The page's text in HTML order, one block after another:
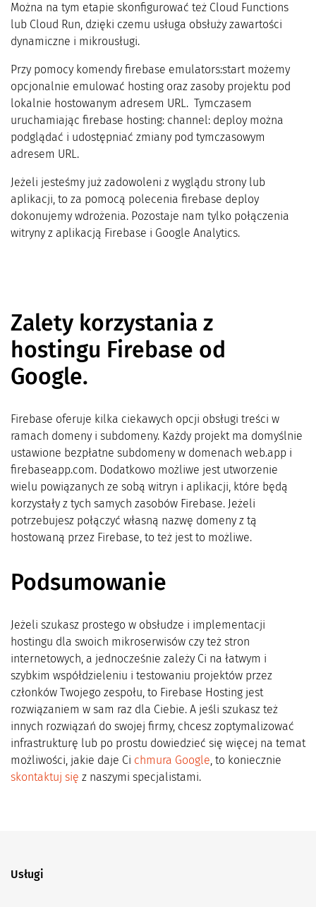
Można na tym etapie skonfigurować też Cloud Functions
lub Cloud Run, dzięki czemu usługa obsłuży zawartości
dynamiczne i mikrousługi.
Przy pomocy komendy firebase emulators:start możemy
opcjonalnie emulować hosting oraz zasoby projektu pod
lokalnie hostowanym adresem URL. Tymczasem
uruchamiając firebase hosting: channel: deploy można
podglądać i udostępniać zmiany pod tymczasowym
adresem URL.
Jeżeli jesteśmy już zadowoleni z wyglądu strony lub
aplikacji, to za pomocą polecenia firebase deploy
dokonujemy wdrożenia. Pozostaje nam tylko połączenia
witryny z aplikacją Firebase i Google Analytics.
Zalety korzystania z
hostingu Firebase od
Google.
Firebase oferuje kilka ciekawych opcji obsługi treści w
ramach domeny i subdomeny. Każdy projekt ma domyślnie
ustawione bezpłatne subdomeny w domenach web.app i
firebaseapp.com. Dodatkowo możliwe jest utworzenie
wielu powiązanych ze sobą witryn i aplikacji, które będą
korzystały z tych samych zasobów Firebase. Jeżeli
potrzebujesz połączyć własną nazwę domeny z tą
hostowaną przez Firebase, to też jest to możliwe.
Podsumowanie
Jeżeli szukasz prostego w obsłudze i implementacji
hostingu dla swoich mikroserwisów czy też stron
internetowych, a jednocześnie zależy Ci na łatwym i
szybkim współdzieleniu i testowaniu projektów przez
członków Twojego zespołu, to Firebase Hosting jest
rozwiązaniem w sam raz dla Ciebie. A jeśli szukasz też
innych rozwiązań do swojej firmy, chcesz zoptymalizować
infrastrukturę lub po prostu dowiedzieć się więcej na temat
możliwości, jakie daje Ci chmura Google, to koniecznie
skontaktuj się z naszymi specjalistami.
Usługi